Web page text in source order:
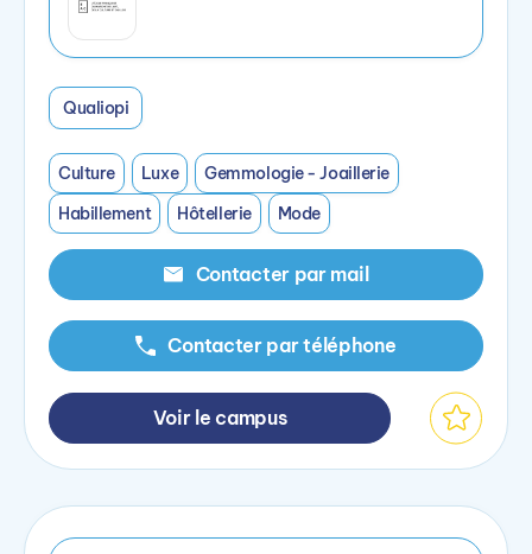
Qualiopi
Culture Luxe
Gemmologie - Joaillerie
Habillement
Hôtellerie Mode
Contacter par mail
Contacter par téléphone
Voir le campus